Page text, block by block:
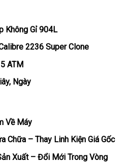
Không Gỉ 904L
2236 Super Clone
ATM
Ngày
Về Máy
Chữa – Thay Linh Kiện Giá Gốc
Xuất – Đổi Mới Trong Vòng